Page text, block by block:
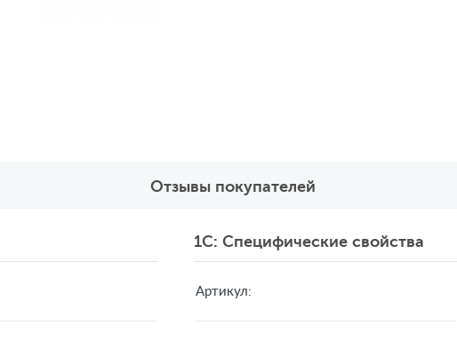
Отзывы покупателей
1C: Специфические свойства
Артикул: